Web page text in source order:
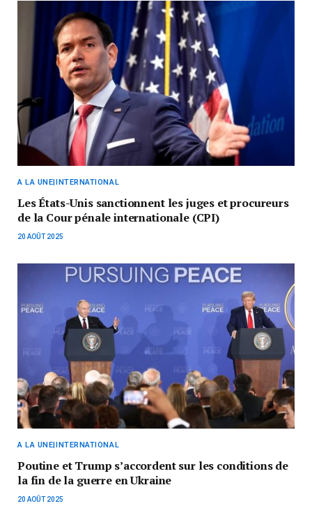
A LA UNE|INTERNATIONAL
Les États-Unis sanctionnent les juges et procureurs
de la Cour pénale internationale (CPI)
20 AOÛT 2025
A LA UNE|INTERNATIONAL
Poutine et Trump s’accordent sur les conditions de
la fin de la guerre en Ukraine
20 AOÛT 2025